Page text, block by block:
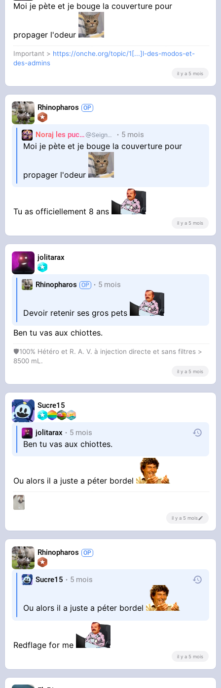
Moi je pète et je bouge la couverture pour
propager l'odeur
Important > https://onche.org/topic/1[...]l-des-modos-et-
des-admins
il y a 5 mois
Rhinopharos
Noraj les pucix SeigneurCooler 5 mois
Moi je pète et je bouge la couverture pour
propager l'odeur
Tu as officiellement 8 ans
il y a 5 mois
jolitarax
Rhinopharos 5 mois
Devoir retenir ses gros pets
Ben tu vas aux chiottes.
🛡100% Hétéro et R. A. V. à injection directe et sans filtres >
8500 mL.
il y a 5 mois
Sucre15
jolitarax 5 mois
Ben tu vas aux chiottes.
Ou alors il a juste a péter bordel
il y a 5 mois
Rhinopharos
Sucre15 5 mois
Ou alors il a juste a péter bordel
Redflage for me
il y a 5 mois